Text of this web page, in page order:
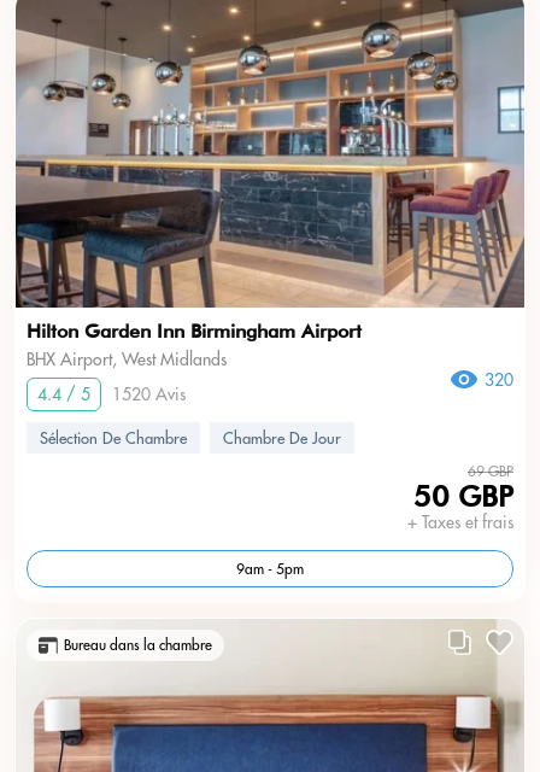
Hilton Garden Inn Birmingham Airport
BHX Airport, West Midlands
4.4 / 5
1520 Avis
320
Sélection De Chambre Chambre De Jour
69 GBP
50 GBP
+ Taxes et frais
9am - 5pm
Bureau dans la chambre